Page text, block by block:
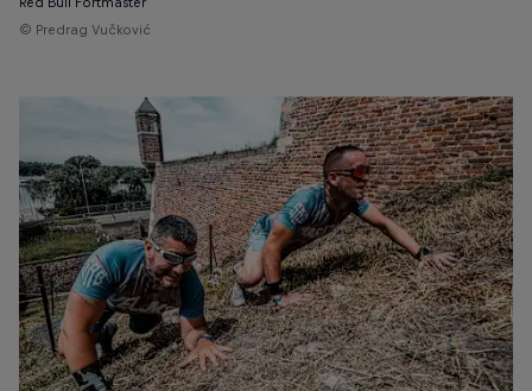
© Predrag Vučković